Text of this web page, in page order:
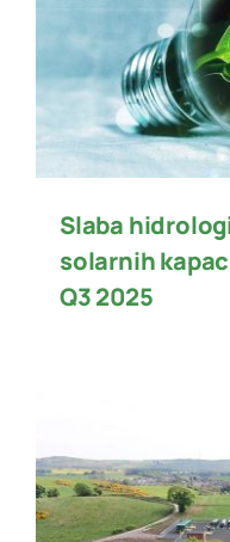
Slaba
solarnih
Q3 2025